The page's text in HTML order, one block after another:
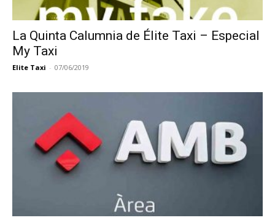
La Quinta Calumnia de Élite Taxi – Especial
My Taxi
Elite Taxi - 07/06/2019